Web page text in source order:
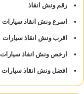
رقم ونش انقاذ
اسرع ونش انقاذ سيارات
اقرب ونش انقاذ سيارات
ارخص ونش انقاذ سيارات
افضل ونش انقاذ سيارات